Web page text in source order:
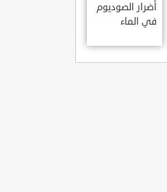
أضرار الصوديوم
في الماء